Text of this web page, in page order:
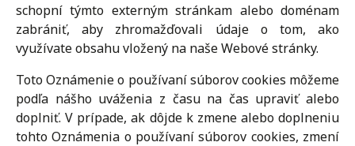
schopní týmto externým stránkam alebo doménam
zabrániť, aby zhromažďovali údaje o tom, ako
využívate obsahu vložený na naše Webové stránky.
Toto Oznámenie o používaní súborov cookies môžeme
podľa nášho uváženia z času na čas upraviť alebo
doplniť. V prípade, ak dôjde k zmene alebo doplneniu
tohto Oznámenia o používaní súborov cookies, zmení